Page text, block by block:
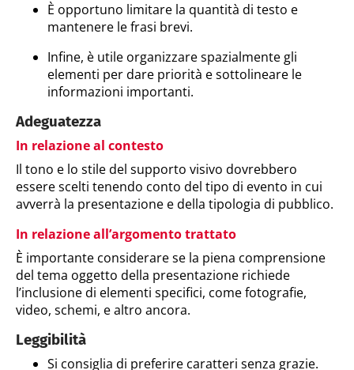
È opportuno limitare la quantità di testo e
mantenere le frasi brevi.
Infine, è utile organizzare spazialmente gli
elementi per dare priorità e sottolineare le
informazioni importanti.
Adeguatezza
In relazione al contesto
Il tono e lo stile del supporto visivo dovrebbero
essere scelti tenendo conto del tipo di evento in cui
avverrà la presentazione e della tipologia di pubblico.
In relazioneall’argomentotrattato
È importante considerare se la piena comprensione
del tema oggetto della presentazione richiede
l’inclusione di elementi specifici, come fotografie,
video, schemi, e altro ancora.
Leggibilità
Si consiglia di preferire caratteri senza grazie.